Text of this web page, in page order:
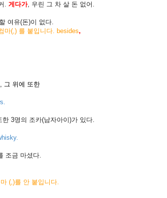
. 게다가, 우린 그 차 살 돈 없어.
여유(돈)이 없다.
마(,) 를 붙입니다. besides,
그 위에 또한
3명의 조카(남자아이)가 있다.
조금 마셨다.
(,)를 안 붙입니다.